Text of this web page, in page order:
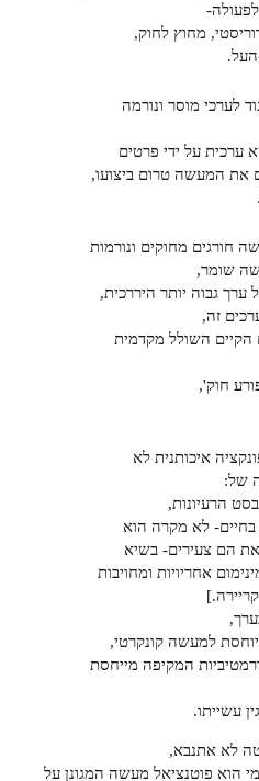
מחוץ לחוק,
העל.
לערכי מוסר ונורמה
ערכית על ידי פרטים
את המעשה טרום ביצועו,
חורגים מחוקים ונורמות
שומר,
גבוה יותר היררכית,
זה,
הקיים השולל מקדמית
חוק',
איכותנית לא
של:
הרעיונות,
לא מקרה הוא
הם צעירים- בשיא
אחריויות ומחויבות
למעשה קונקרטי,
המקיפה מייחסת
עשייתו.
לא אתנבא,
הוא פוטנציאל מעשה המגונן על